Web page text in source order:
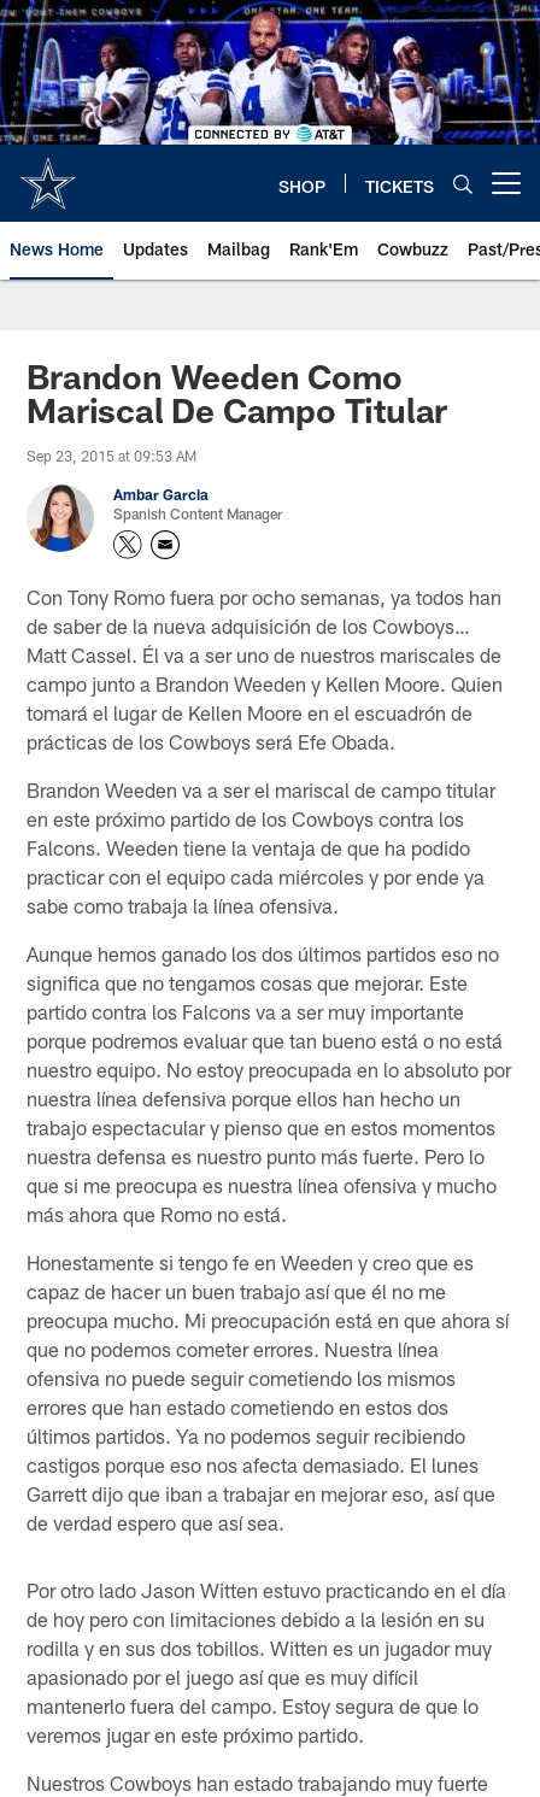
Skip
to
main
content
SHOP TICKETS
News Home Updates Mailbag Rank'Em Cowbuzz Past/
Brandon Weeden Como
Mariscal De Campo Titular
Sep 23, 2015 at 09:53 AM
Ambar Garcia
Spanish Content Manager
Con Tony Romo fuera por ocho semanas, ya todos han
de saber de la nueva adquisición de los Cowboys…
Matt Cassel. Él va a ser uno de nuestros mariscales de
campo junto a Brandon Weeden y Kellen Moore. Quien
tomará el lugar de Kellen Moore en el escuadrón de
prácticas de los Cowboys será Efe Obada.
Brandon Weeden va a ser el mariscal de campo titular
en este próximo partido de los Cowboys contra los
Falcons. Weeden tiene la ventaja de que ha podido
practicar con el equipo cada miércoles y por ende ya
sabe como trabaja la línea ofensiva.
Aunque hemos ganado los dos últimos partidos eso no
significa que no tengamos cosas que mejorar. Este
partido contra los Falcons va a ser muy importante
porque podremos evaluar que tan bueno está o no está
nuestro equipo. No estoy preocupada en lo absoluto por
nuestra línea defensiva porque ellos han hecho un
trabajo espectacular y pienso que en estos momentos
nuestra defensa es nuestro punto más fuerte. Pero lo
que si me preocupa es nuestra línea ofensiva y mucho
más ahora que Romo no está.
Honestamente si tengo fe en Weeden y creo que es
capaz de hacer un buen trabajo así que él no me
preocupa mucho. Mi preocupación está en que ahora sí
que no podemos cometer errores. Nuestra línea
ofensiva no puede seguir cometiendo los mismos
errores que han estado cometiendo en estos dos
últimos partidos. Ya no podemos seguir recibiendo
castigos porque eso nos afecta demasiado. El lunes
Garrett dijo que iban a trabajar en mejorar eso, así que
de verdad espero que así sea.
Por otro lado Jason Witten estuvo practicando en el día
de hoy pero con limitaciones debido a la lesión en su
rodilla y en sus dos tobillos. Witten es un jugador muy
apasionado por el juego así que es muy difícil
mantenerlo fuera del campo. Estoy segura de que lo
veremos jugar en este próximo partido.
Nuestros Cowboys han estado trabajando muy fuerte